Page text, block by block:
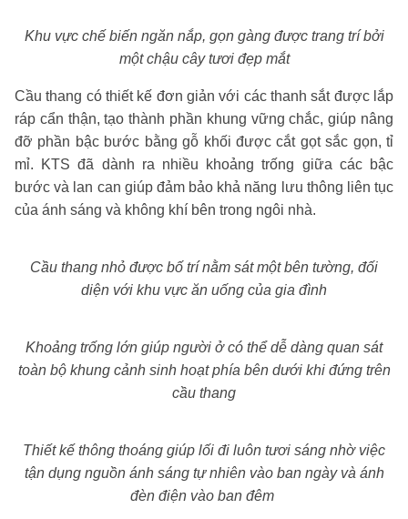
Khu vực chế biến ngăn nắp, gọn gàng được trang trí bởi
một chậu cây tươi đẹp mắt
Cầu thang có thiết kế đơn giản với các thanh sắt được lắp
ráp cẩn thận, tạo thành phần khung vững chắc, giúp nâng
đỡ phần bậc bước bằng gỗ khối được cắt gọt sắc gọn, tỉ
mỉ. KTS đã dành ra nhiều khoảng trống giữa các bậc
bước và lan can giúp đảm bảo khả năng lưu thông liên tục
của ánh sáng và không khí bên trong ngôi nhà.
Cầu thang nhỏ được bố trí nằm sát một bên tường, đối
diện với khu vực ăn uống của gia đình
Khoảng trống lớn giúp người ở có thể dễ dàng quan sát
toàn bộ khung cảnh sinh hoạt phía bên dưới khi đứng trên
cầu thang
Thiết kế thông thoáng giúp lối đi luôn tươi sáng nhờ việc
tận dụng nguồn ánh sáng tự nhiên vào ban ngày và ánh
đèn điện vào ban đêm